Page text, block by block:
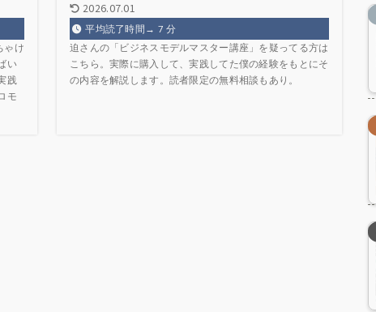
ゃけ
い
践
モ
2026.07.01
平均読了時間→ 7 分
迫さんの「ビジネスモデルマスター講座」を疑ってる方は
こちら。実際に購入して、実践してた僕の経験をもとにそ
の内容を解説します。読者限定の無料相談もあり。